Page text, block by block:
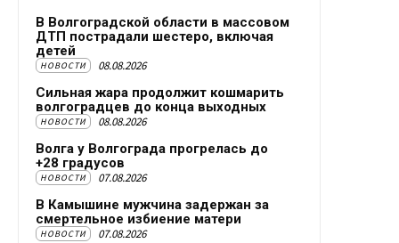
В Волгоградской области в массовом
ДТП пострадали шестеро, включая
детей
НОВОСТИ 08.08.2026
Сильная жара продолжит кошмарить
волгоградцев до конца выходных
НОВОСТИ 08.08.2026
Волга у Волгограда прогрелась до
+28 градусов
НОВОСТИ 07.08.2026
В Камышине мужчина задержан за
смертельное избиение матери
НОВОСТИ 07.08.2026